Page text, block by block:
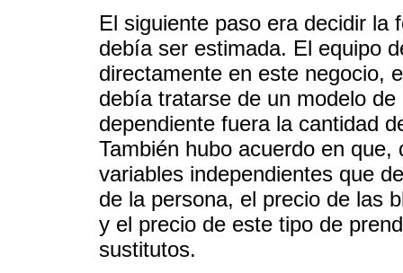
El siguiente paso era decidir la
debía ser estimada. El equipo
directamente en este negocio,
debía tratarse de un modelo
dependiente fuera la cantidad
También hubo acuerdo en
variables independientes que
de la persona, el precio de las
y el precio de este tipo de
sustitutos.